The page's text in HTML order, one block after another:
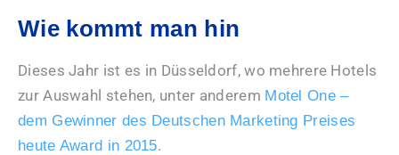
Wie kommt man hin
Dieses Jahr ist es in Düsseldorf, wo mehrere Hotels
zur Auswahl stehen, unter anderem Motel One –
dem Gewinner des Deutschen Marketing Preises
heute Award in 2015.